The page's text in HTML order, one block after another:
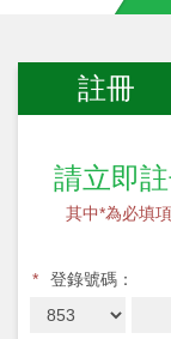
註冊
請立即
其中*為必填項
* 登錄號碼：